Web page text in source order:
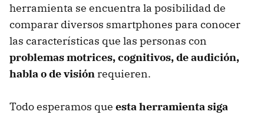
herramienta se encuentra la posibilidad de
comparar diversos smartphones para conocer
las características que las personas con
problemas motrices, cognitivos, de audición,
habla o de visión requieren.
Todo esperamos que esta herramienta siga